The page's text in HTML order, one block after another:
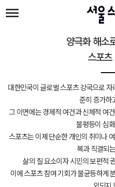
주메뉴
본문 바
양극화 해소
스포츠
대한민국이 글로벌 스포츠 강국으로
준히 증가하
그 이면에는 경제적 여건과 신체적 여
불평등이 심
스포츠는 이제 단순한 개인의 취미나
복과 직결되
삶의 질 요소이자 시민의 보편적
이에 스포츠 참여 기회가 불균등하게